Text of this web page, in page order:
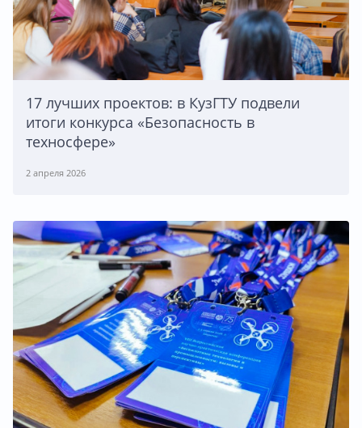
17 лучших проектов: в КузГТУ подвели
итоги конкурса «Безопасность в
техносфере»
2 апреля 2026